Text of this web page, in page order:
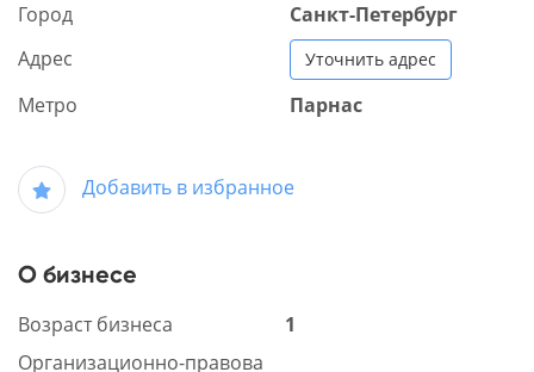
Город
Санкт-Петербург
Адрес
Уточнить адрес
Метро Парнас
Добавить в избранное
О бизнесе
Возраст бизнеса
1
Организационно-правова